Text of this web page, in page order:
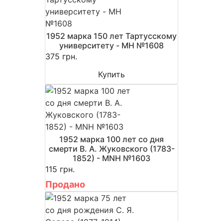
1952 марка 150 лет Тартусскому
университету - MH №1608
375 грн.
Купить
1952 марка 100 лет со дня
смерти В. А. Жуковского (1783-
1852) - MNH №1603
115 грн.
Продано